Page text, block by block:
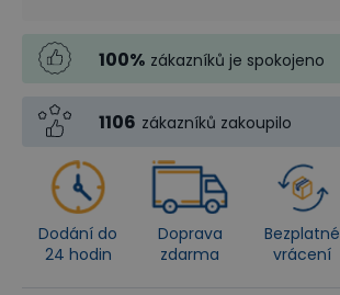
100% zákazníků je spokojeno
1106 zákazníků zakoupilo
Dodání do
24 hodin
Doprava
zdarma
Bezplatné
vrácení